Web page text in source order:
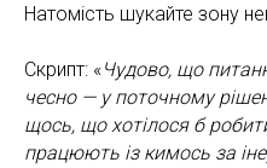
Натомість шукайте зону
Скрипт: «Чудово, що
чесно — у поточному
щось, що хотілося б
працюють із кимось за